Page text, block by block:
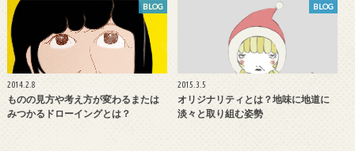
BLOG
2014.2.8
ものの見方や考え方が変わるまたは
みつかるドローイングとは？
BLOG
2015.3.5
オリジナリティとは？地味に地道に
淡々と取り組む姿勢